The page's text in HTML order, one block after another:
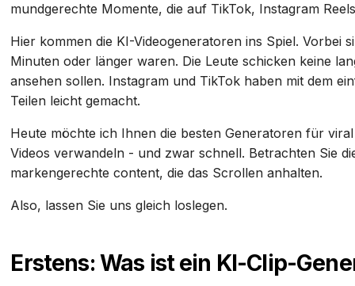
mundgerechte Momente, die auf TikTok, Instagram
Hier kommen die KI-Videogeneratoren ins Spiel. Vorbei
Minuten oder länger waren. Die Leute schicken keine
ansehen sollen. Instagram und TikTok haben mit dem
Teilen leicht gemacht.
Heute möchte ich Ihnen die besten Generatoren für
Videos verwandeln - und zwar schnell. Betrachten Sie
markengerechte content, die das Scrollen anhalten.
Also, lassen Sie uns gleich loslegen.
Erstens: Was ist ein KI-Clip-